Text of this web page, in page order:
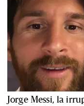
Jorge Messi, la